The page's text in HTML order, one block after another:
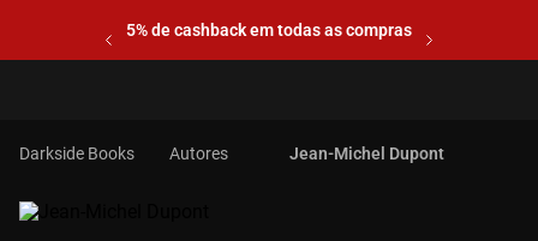
5% de cashback em todas as compras
Autores Jean-Michel Dupont